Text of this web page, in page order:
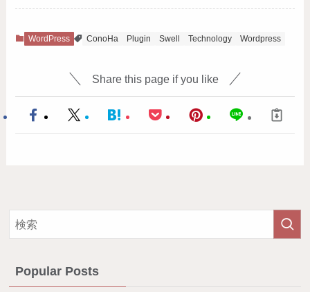
WordPress ConoHa Plugin Swell Technology Wordpress
Share this page if you like
Popular Posts